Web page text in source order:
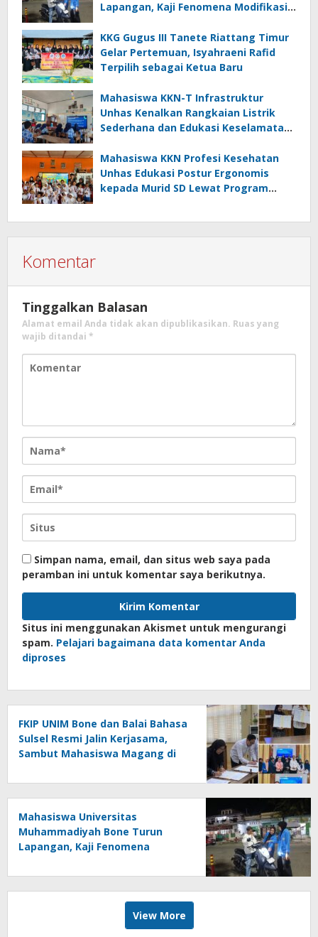
Lapangan, Kaji Fenomena Modifikasi
FOTOFOBIA
KKG Gugus III Tanete Riattang Timur
Gelar Pertemuan, Isyahraeni Rafid
Terpilih sebagai Ketua Baru
Mahasiswa KKN-T Infrastruktur
Unhas Kenalkan Rangkaian Listrik
Sederhana dan Edukasi Keselamatan
Langkeang
Mahasiswa KKN Profesi Kesehatan
Unhas Edukasi Postur Ergonomis
kepada Murid SD Lewat Program
Komentar
Tinggalkan Balasan
Alamat email Anda tidak akan dipublikasikan. Ruas yang
wajib ditandai *
Simpan nama, email, dan situs web saya pada
peramban ini untuk komentar saya berikutnya.
Situs ini menggunakan Akismet untuk mengurangi
spam. Pelajari bagaimana data komentar Anda
diproses
FKIP UNIM Bone dan Balai Bahasa
Sulsel Resmi Jalin Kerjasama,
Sambut Mahasiswa Magang di
Mahasiswa Universitas
Muhammadiyah Bone Turun
Lapangan, Kaji Fenomena
melalui Riset FOTOFOBIA
View More